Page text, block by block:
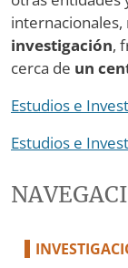
internacionales,
investigación,
cerca de un
Estudios e
Estudios e